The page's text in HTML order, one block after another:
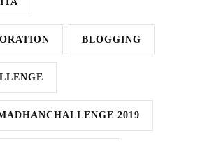
BLOGGING
2019